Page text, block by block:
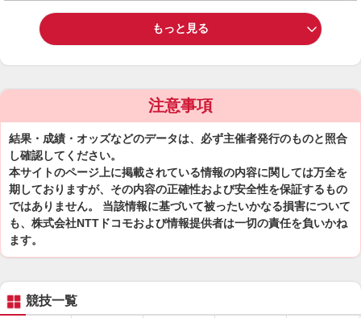
もっと見る
注意事項
結果・成績・オッズなどのデータは、必ず主催者発行のものと照合
し確認してください。
本サイトのページ上に掲載されている情報の内容に関しては万全を
期しておりますが、その内容の正確性および安全性を保証するもの
ではありません。 当該情報に基づいて被ったいかなる損害について
も、株式会社NTTドコモおよび情報提供者は一切の責任を負いかね
ます。
競技一覧